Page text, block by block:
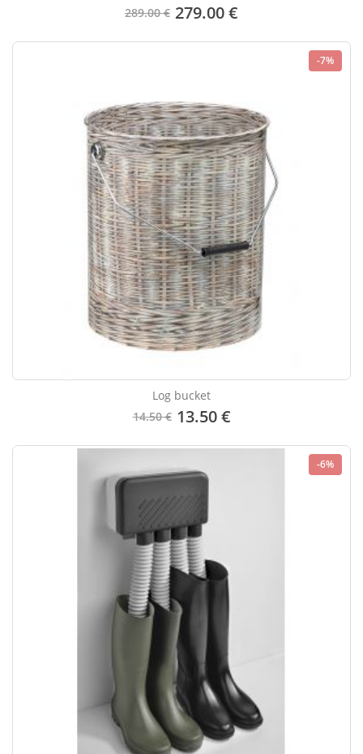
289.00 € 279.00 €
-7%
Log bucket
14.50 € 13.50 €
-6%